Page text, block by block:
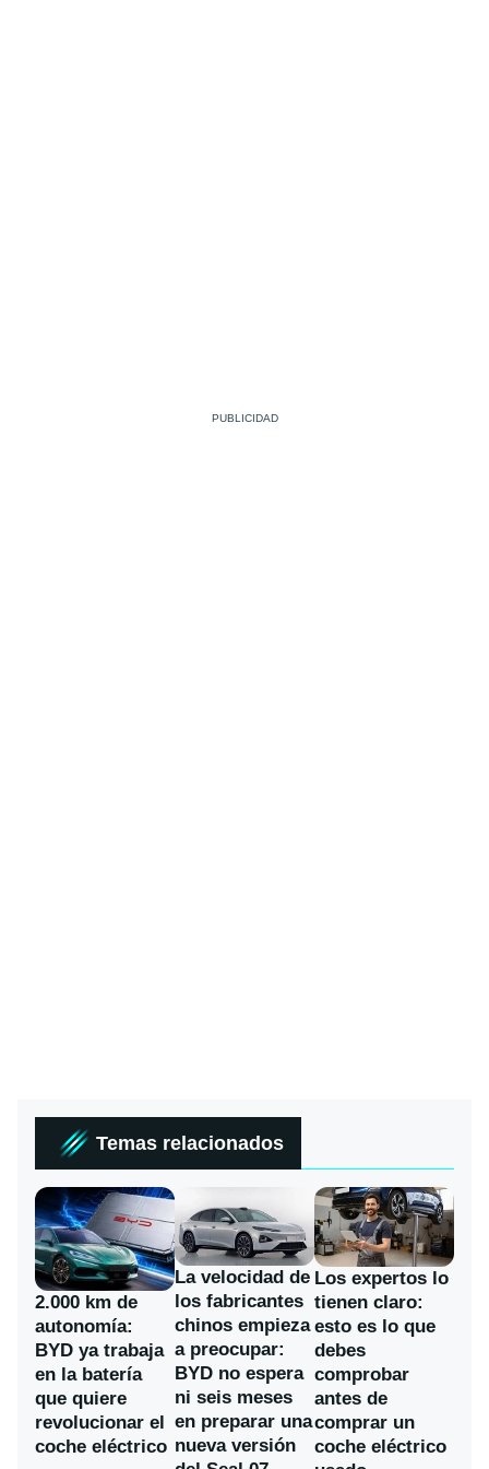
Temas relacionados
2.000 km de
autonomía:
BYD ya trabaja
en la batería
que quiere
revolucionar el
coche eléctrico
La velocidad de
los fabricantes
chinos empieza
a preocupar:
BYD no espera
ni seis meses
en preparar una
nueva versión
Los expertos lo
tienen claro:
esto es lo que
debes
comprobar
antes de
comprar un
coche eléctrico